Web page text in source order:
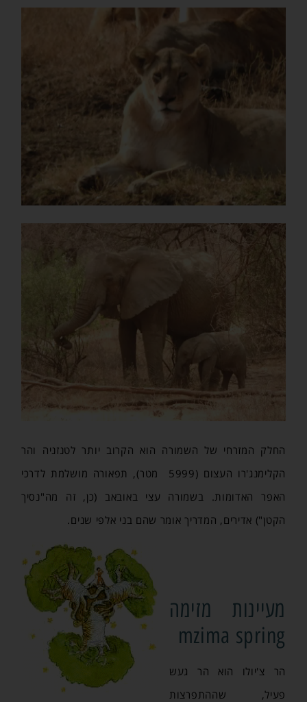
החלק המזרחי של השמורה הוא הקרוב יותר לטנזניה והר
הקלימנג'רו העצום (5999 מטר), תפאורה מושלמת לדרכי
האפר האדומות. בשמורה עצי באובאב (כן, זה מה"נסיך
הקטן") אדירים, המדריך אומר שהם בני אלפי שנים.
מעיינות מזימה
mzima spring
הר צ'יולו הוא הר געש
פעיל, שההתפרצות